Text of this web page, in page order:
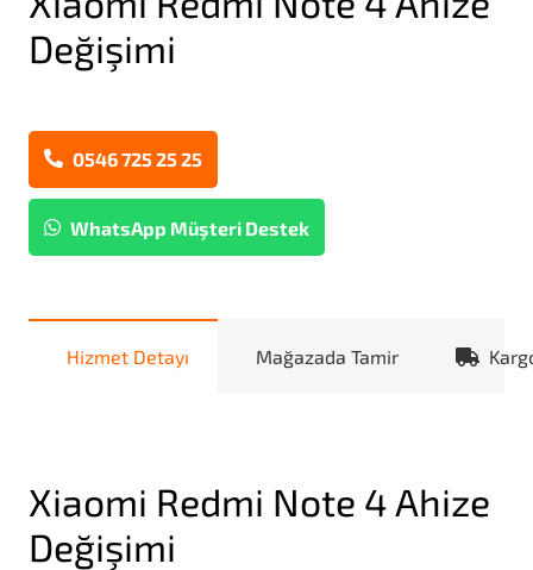
Değişimi
0546 725 25 25
WhatsApp Müşteri Destek
Hizmet Detayı Mağazada Tamir
Xiaomi Redmi Note 4 Ahize
Değişimi